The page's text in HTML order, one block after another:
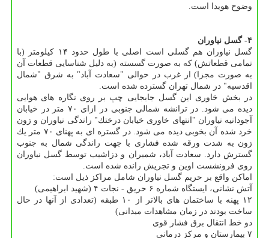
وضوح هویدا است.
۴- گسل نیاوران
گسل نیاوران هم گسلی است اصلی با طول حدود ۱۴ كیلومتر (با
تمامی قطعاتش) كه به صورت گسسته (به دلیل شناسایی قطعات آن
به صورت مجزا) از غرب در حوالی "سعادت آباد" به شرق "شمال
اقدسیه" در شمال تهران گسترده شده است.
در بخش خاوری این گسل جابجایی چپ بر روی نگاره های هوایی
دیده می شود. در ترانشه شمالی جنوبی در ازای ۷۰ متر در خیابان
آجودانیه نیاوران "انتهای خاوری خیابان درختك" راندگی نیاوران و زون
خرد شده آن بخوبی دیده می شود. در گستره ای به پهنای ۷۰ متر یك
زون به شدت ورقه شده فشاری با جهت راندگی شمال به جنوب
گسترش دارد. سعادت آباد، شمیران و دزاشیب توسط گسل نیاوران
روی فرونشست اوین و تجریش رانده شده است.
اماكن واقع بر حریم گسل نیاوران شامل مراكز ذیل است:
آتش نشانی، ایستگاه شماره ۶ حریق - نجات ۴ (شهید ابراهیمی)
۱۲ پهنه با ساختمان های بالاتر از ۱۰ طبقه (تعدادی از آنها در حال
ساخت بودند در زمان مشاهدات میدانی)
دو خط انتقال برق فشار قوی
۷ بیمارستان و مركز درمانی